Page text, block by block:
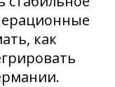
как